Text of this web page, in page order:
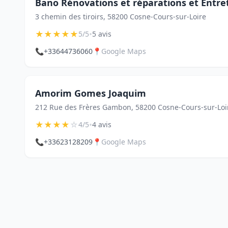
3 chemin des tiroirs, 58200 Cosne-Cours-sur-Loire
★★★★★5/5•5 avis
📞+33644736060 📍 Google Maps
Amorim Gomes Joaquim
212 Rue des Frères Gambon, 58200 Cosne-Cours-sur-
★★★★☆4/5•4 avis
📞+33623128209 📍 Google Maps